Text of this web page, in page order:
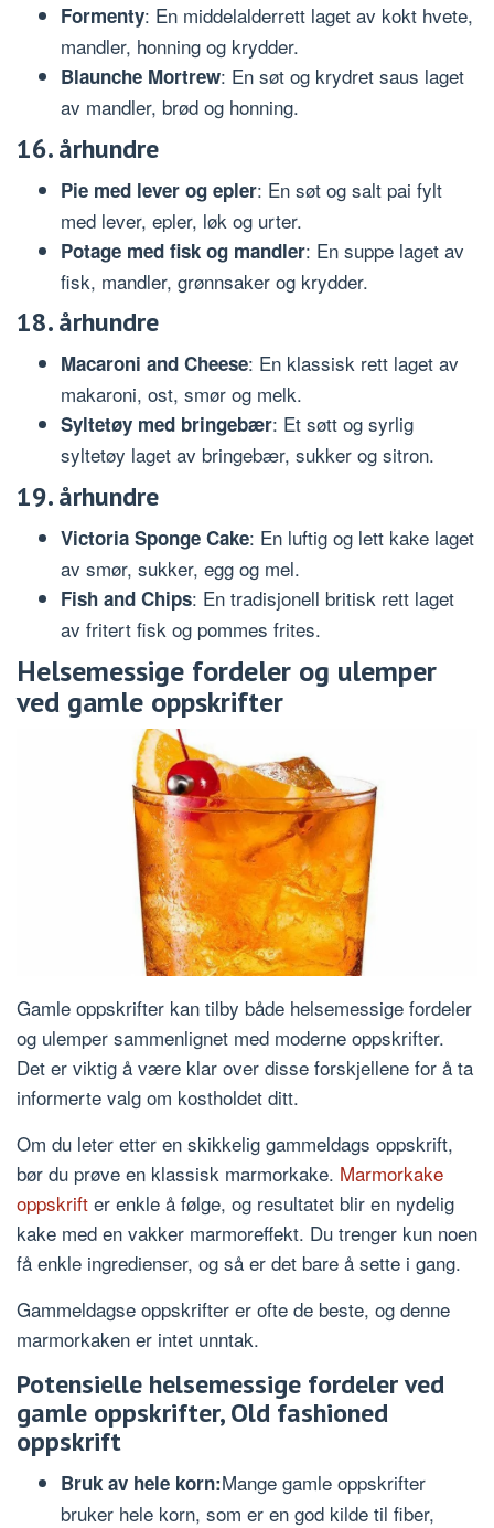
Formenty: En middelalderrett laget av kokt hvete,
mandler, honning og krydder.
Blaunche Mortrew: En søt og krydret saus laget
av mandler, brød og honning.
16. århundre
Pie med lever og epler: En søt og salt pai fylt
med lever, epler, løk og urter.
Potage med fisk og mandler: En suppe laget av
fisk, mandler, grønnsaker og krydder.
18. århundre
Macaroni and Cheese: En klassisk rett laget av
makaroni, ost, smør og melk.
Syltetøy med bringebær: Et søtt og syrlig
syltetøy laget av bringebær, sukker og sitron.
19. århundre
Victoria Sponge Cake: En luftig og lett kake laget
av smør, sukker, egg og mel.
Fish and Chips: En tradisjonell britisk rett laget
av fritert fisk og pommes frites.
Helsemessige fordeler og ulemper
ved gamle oppskrifter
Gamle oppskrifter kan tilby både helsemessige fordeler
og ulemper sammenlignet med moderne oppskrifter.
Det er viktig å være klar over disse forskjellene for å ta
informerte valg om kostholdet ditt.
Om du leter etter en skikkelig gammeldags oppskrift,
bør du prøve en klassisk marmorkake. Marmorkake
oppskrift er enkle å følge, og resultatet blir en nydelig
kake med en vakker marmoreffekt. Du trenger kun noen
få enkle ingredienser, og så er det bare å sette i gang.
Gammeldagse oppskrifter er ofte de beste, og denne
marmorkaken er intet unntak.
Potensielle helsemessige fordeler ved
gamle oppskrifter, Old fashioned
oppskrift
Bruk av hele korn:Mange gamle oppskrifter
bruker hele korn, som er en god kilde til fiber,